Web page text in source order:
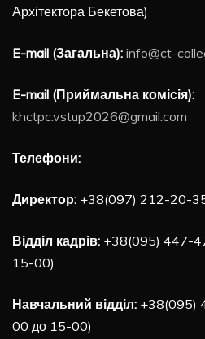
Архітектора Бекетова)
E-mail (Загальна): info@ct-
E-mail (Приймальна комісія):
khctpc.vstup2026@gmail.com
Телефони:
Директор: +38(097) 212-20-35
Відділ кадрів: +38(095) 447-
15-00)
Навчальний відділ: +38(095)
00 до 15-00)